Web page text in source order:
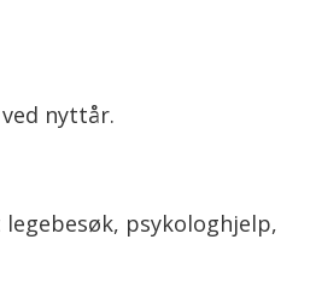
nyttår.
psykologhjelp,